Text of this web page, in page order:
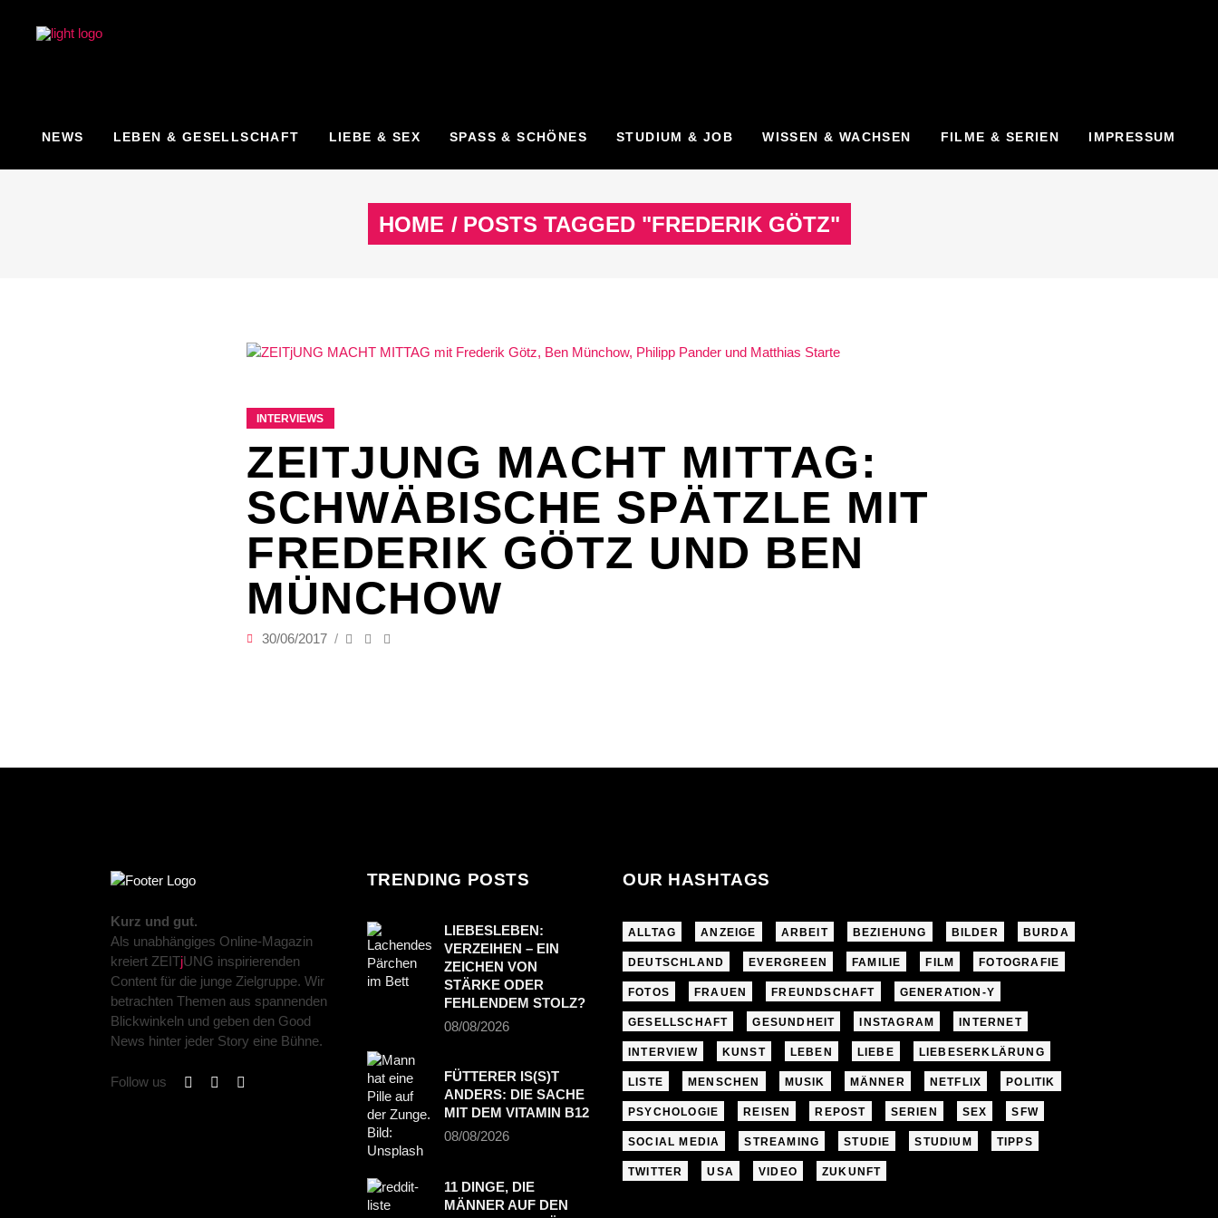
NEWS LEBEN & GESELLSCHAFT LIEBE & SEX SPASS & SCHÖNES STUDIUM & JOB WISSEN & WACHSEN FILME & SERIEN IMPRESSUM
HOME / POSTS TAGGED "FREDERIK GÖTZ"
INTERVIEWS
ZEITJUNG MACHT MITTAG:
SCHWÄBISCHE SPÄTZLE MIT
FREDERIK GÖTZ UND BEN
MÜNCHOW
30/06/2017
Kurz und gut.
Als unabhängiges Online-Magazin
kreiert ZEITjUNG inspirierenden
Content für die junge Zielgruppe. Wir
betrachten Themen aus spannenden
Blickwinkeln und geben den Good
News hinter jeder Story eine Bühne.
Follow us
TRENDING POSTS
LIEBESLEBEN:
VERZEIHEN – EIN
ZEICHEN VON
STÄRKE ODER
FEHLENDEM STOLZ?
08/08/2026
FÜTTERER IS(S)T
ANDERS: DIE SACHE
MIT DEM VITAMIN B12
08/08/2026
11 DINGE, DIE
MÄNNER AUF DEN
OUR HASHTAGS
ALLTAG ANZEIGE ARBEIT BEZIEHUNG BILDER BURDA
DEUTSCHLAND EVERGREEN FAMILIE FILM FOTOGRAFIE
FOTOS FRAUEN FREUNDSCHAFT GENERATION-Y
GESELLSCHAFT GESUNDHEIT INSTAGRAM INTERNET
INTERVIEW KUNST LEBEN LIEBE LIEBESERKLÄRUNG
LISTE MENSCHEN MUSIK MÄNNER NETFLIX POLITIK
PSYCHOLOGIE REISEN REPOST SERIEN SEX SFW
SOCIAL MEDIA STREAMING STUDIE STUDIUM TIPPS
TWITTER USA VIDEO ZUKUNFT